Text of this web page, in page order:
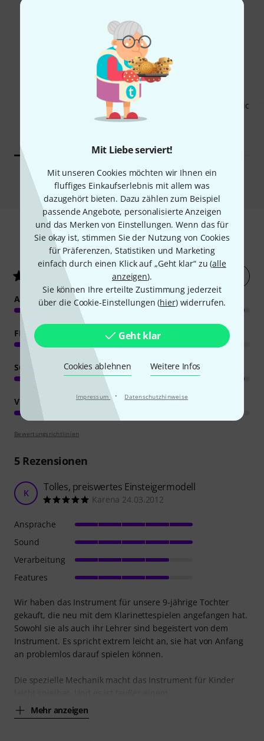
Mit Liebe serviert!
Mit unseren Cookies möchten wir Ihnen ein
fluffiges Einkaufserlebnis mit allem was
dazugehört bieten. Dazu zählen zum Beispiel
passende Angebote, personalisierte Anzeigen
und das Merken von Einstellungen. Wenn das für
Sie okay ist, stimmen Sie der Nutzung von Cookies
für Präferenzen, Statistiken und Marketing
einfach durch einen Klick auf „Geht klar“ zu (alle
anzeigen).
Sie können Ihre erteilte Zustimmung jederzeit
über die Cookie-Einstellungen (hier) widerrufen.
Geht klar
Cookies ablehnen Weitere Infos
Impressum · Datenschutzhinweise
79%
Thomann GCL-416 Synthetic
Vergleichen
9Kundenbewertungen
/ 5
ANSPRACHE
FEATURES
SOUND
VERARBEITUNG
Bewertungsrichtlinien
5Rezensionen
K Tolles, preiswertes Einsteigermodell
Karena 24.03.2012
Wir haben das Instrument für unsere 9-jährige Tochter
gekauft, die neu mit dem Klarinettespielen angefangen hat.
Sowohl sie als auch ihr Lehrer sind begeistert von dem
Instrument. Es spricht extrem leicht an, sie hat von Anfang
an problemlos darauf spielen können.
Die spezielle Mechanik macht das Instrument für Kinder
Mehr anzeigen
Ansprache
Sound
Verarbeitung
Features